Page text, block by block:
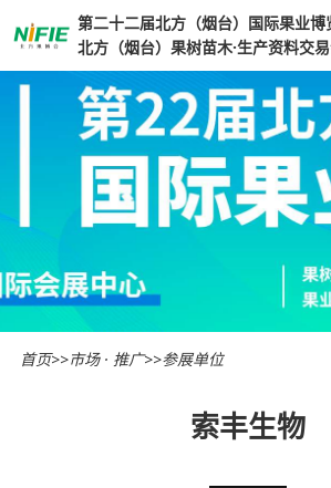
第二十二届北方（烟台）国际果业博
北方（烟台）果树苗木·生产资料交
首页>>市场 · 推广>>参展单位
索丰生物